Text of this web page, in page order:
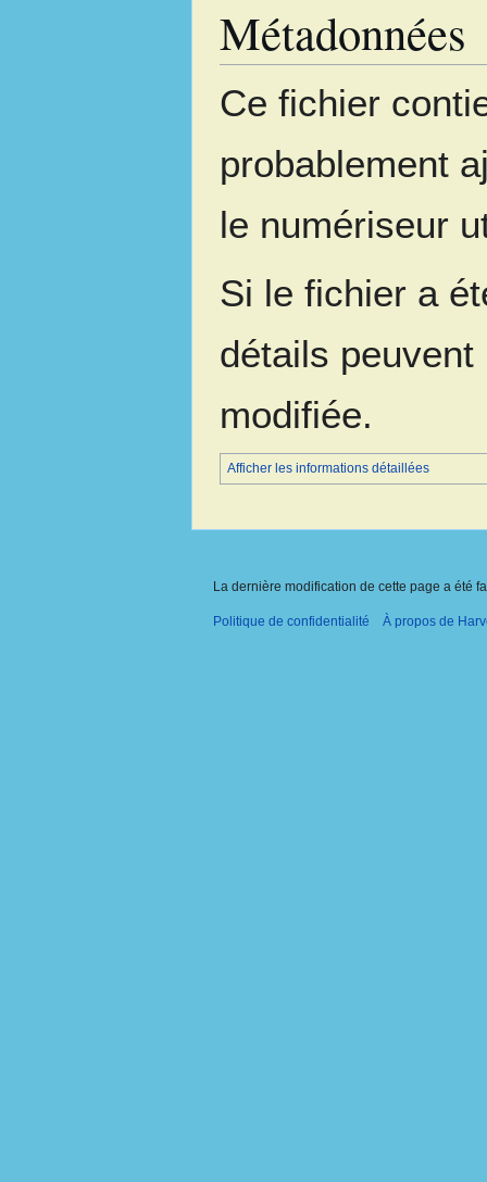
Métadonnées
Ce fichier
probablement
le numériseur
Si le fichier a
détails
modifiée.
Afficher les informations détaillées
La dernière modification de cette page a été
Politique de confidentialité À propos de